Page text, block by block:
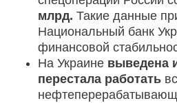
млрд. Такие данные
Национальный банк
финансовой
На Украине выведена
перестала работать